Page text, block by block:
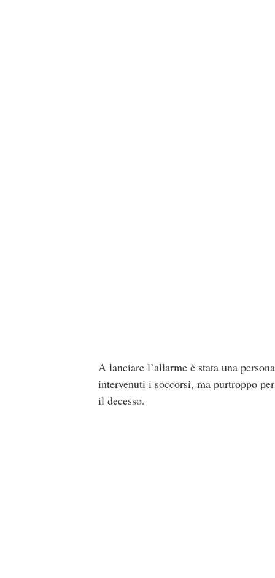
A lanciare l’allarme è stata una
intervenuti i soccorsi, ma purtroppo
il decesso.